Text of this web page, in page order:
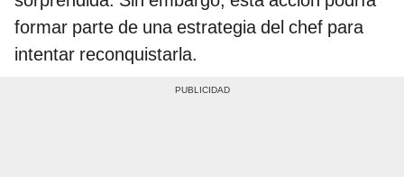
formar parte de una estrategia del chef para
intentar reconquistarla.